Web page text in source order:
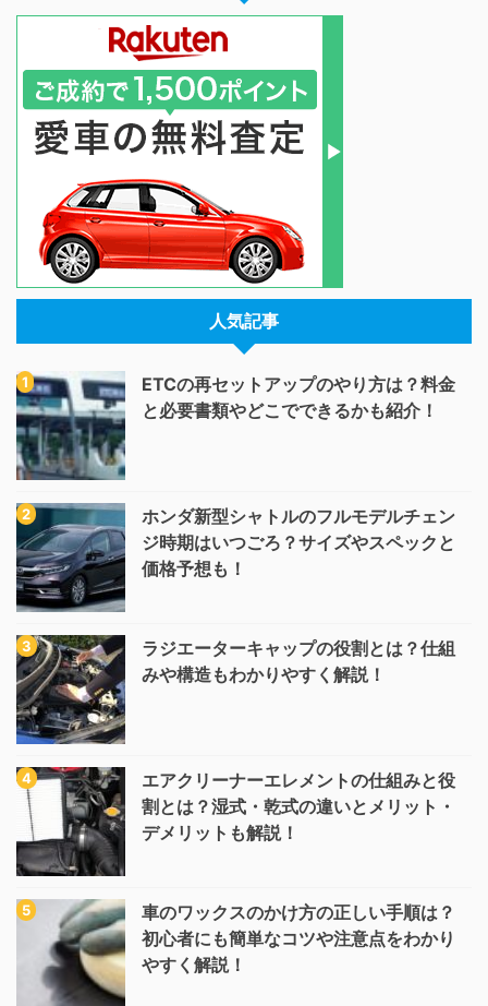
人気記事
ETCの再セットアップのやり方は？料金
と必要書類やどこでできるかも紹介！
ホンダ新型シャトルのフルモデルチェン
ジ時期はいつごろ？サイズやスペックと
価格予想も！
ラジエーターキャップの役割とは？仕組
みや構造もわかりやすく解説！
エアクリーナーエレメントの仕組みと役
割とは？湿式・乾式の違いとメリット・
デメリットも解説！
車のワックスのかけ方の正しい手順は？
初心者にも簡単なコツや注意点をわかり
やすく解説！